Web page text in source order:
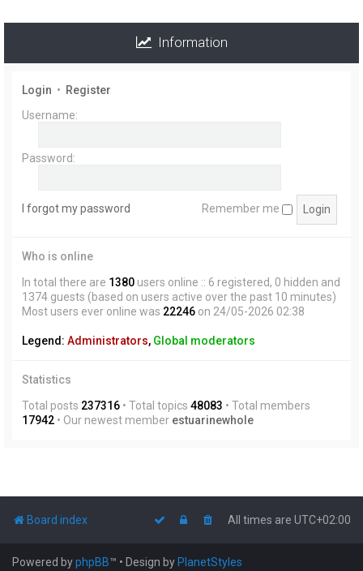
Information
Login • Register
Username:
Password:
I forgot my password Remember me
Who is online
In total there are 1380 users online :: 6 registered, 0 hidden and
1374 guests (based on users active over the past 10 minutes)
Most users ever online was 22246 on 24/05-2026 02:38
Legend: Administrators, Global moderators
Statistics
Total posts 237316 • Total topics 48083 • Total members
17942 • Our newest member estuarinewhole
Board index All times are UTC+02:00
Powered byphpBB™ • Design by PlanetStyles